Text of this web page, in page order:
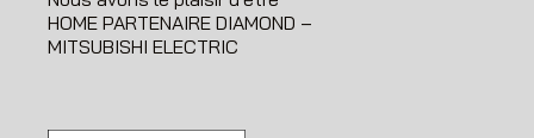
HOME PARTENAIRE DIAMOND –
MITSUBISHI ELECTRIC